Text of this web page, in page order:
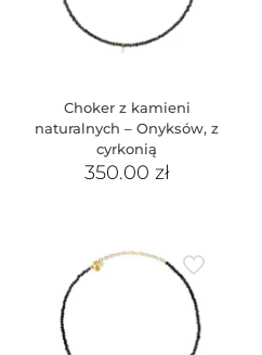
Choker z kamieni
naturalnych – Onyksów, z
cyrkonią
350.00 zł